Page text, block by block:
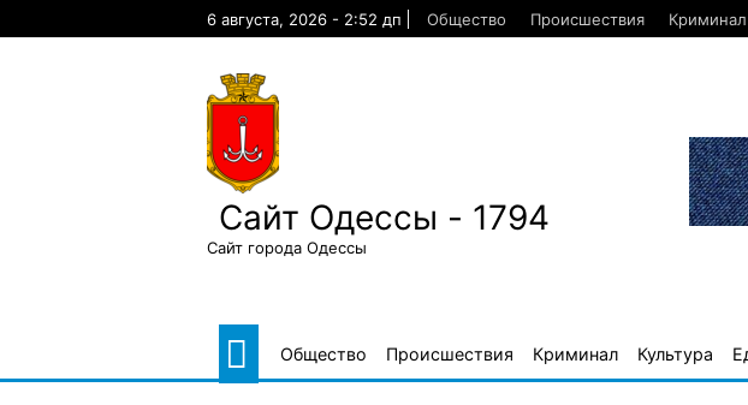
6 августа, 2026 - 2:52 дп Общество Происшествия Криминал
Сайт Одессы - 1794
Сайт города Одессы
Общество Происшествия Криминал Культура